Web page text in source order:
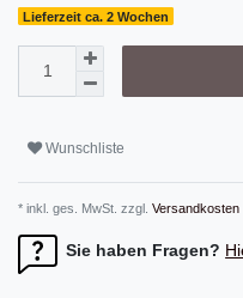
Lieferzeit ca. 2 Wochen
Wunschliste
* inkl. ges. MwSt. zzgl. Versandkosten
Sie haben Fragen?